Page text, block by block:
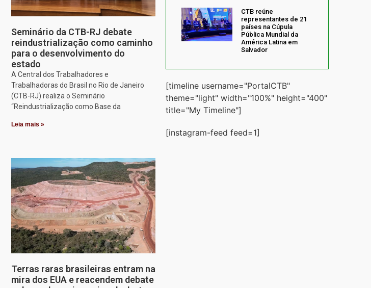
Seminário da CTB-RJ debate
reindustrialização como caminho
para o desenvolvimento do
estado
A Central dos Trabalhadores e
Trabalhadoras do Brasil no Rio de Janeiro
(CTB-RJ) realiza o Seminário
“Reindustrialização como Base da
Leia mais »
Terras raras brasileiras entram na
mira dos EUA e reacendem debate
CTB reúne
representantes de 21
países na Cúpula
Pública Mundial da
América Latina em
Salvador
[timeline username="PortalCTB"
theme="light" width="100%" height="400"
title="My Timeline"]
[instagram-feed feed=1]